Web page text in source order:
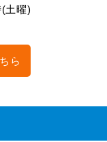
土曜)
ら